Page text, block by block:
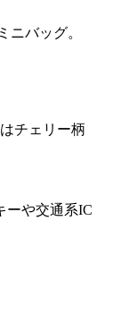
ニバッグ。
チェリー柄
ーや交通系IC